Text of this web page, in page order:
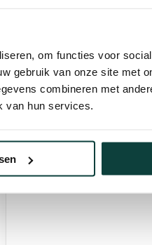
om functies voor
gebruik van onze site met
combineren met
van hun services.
Paal - 150cm -